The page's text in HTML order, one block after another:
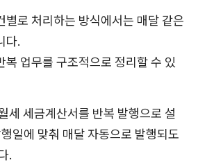
별로 처리하는 방식에서는 매달 같은
다.
복 업무를 구조적으로 정리할 수 있
세 세금계산서를 반복 발행으로 설
일에 맞춰 매달 자동으로 발행되도
.